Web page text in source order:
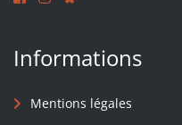
Informations
Mentions légales